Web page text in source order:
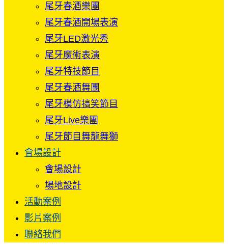
尾牙春酒樂團
尾牙春酒開場表演
尾牙LED激光秀
尾牙魔術表演
尾牙特技節目
尾牙春酒舞團
尾牙模仿搞笑節目
尾牙Live樂團
尾牙節目舞龍舞獅
會場設計
會場設計
場地設計
活動案例
影片案例
聯絡我們